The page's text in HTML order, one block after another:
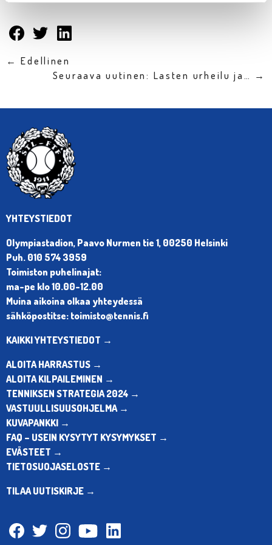
← Edellinen
Seuraava uutinen: Lasten urheilu ja… →
YHTEYSTIEDOT
Olympiastadion, Paavo Nurmen tie 1, 00250 Helsinki
Puh. 010 574 3959
Toimiston puhelinajat:
ma-pe klo 10.00-12.00
Muina aikoina olkaa yhteydessä
sähköpostitse: toimisto@tennis.fi
KAIKKI YHTEYSTIEDOT →
ALOITA HARRASTUS →
ALOITA KILPAILEMINEN →
TENNIKSEN STRATEGIA 2024 →
VASTUULLISUUSOHJELMA →
KUVAPANKKI →
FAQ – USEIN KYSYTYT KYSYMYKSET →
EVÄSTEET →
TIETOSUOJASELOSTE →
TILAA UUTISKIRJE →